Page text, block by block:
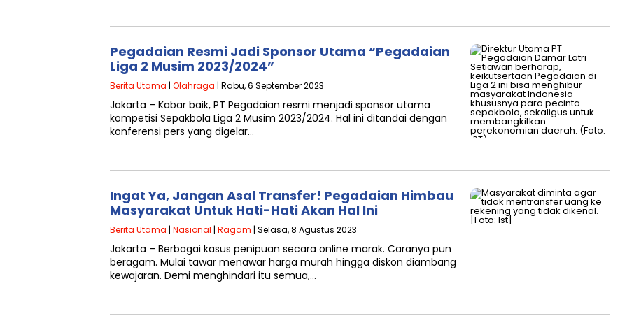
Pegadaian Resmi Jadi Sponsor Utama “Pegadaian
Liga 2 Musim 2023/2024”
Berita Utama | Olahraga | Rabu, 6 September 2023
Jakarta – Kabar baik, PT Pegadaian resmi menjadi sponsor utama
kompetisi Sepakbola Liga 2 Musim 2023/2024. Hal ini ditandai dengan
konferensi pers yang digelar…
Ingat Ya, Jangan Asal Transfer! Pegadaian Himbau
Masyarakat Untuk Hati-Hati Akan Hal Ini
Berita Utama | Nasional | Ragam | Selasa, 8 Agustus 2023
Jakarta – Berbagai kasus penipuan secara online marak. Caranya pun
beragam. Mulai tawar menawar harga murah hingga diskon diambang
kewajaran. Demi menghindari itu semua,…